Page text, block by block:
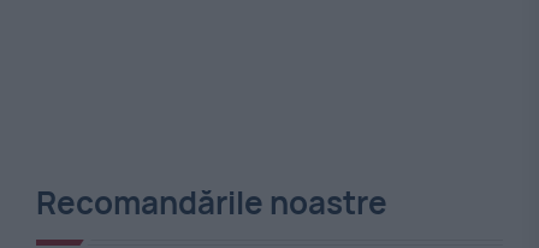
Recomandările noastre